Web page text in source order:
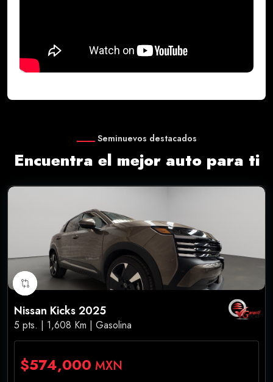
Seminuevos destacados
Encuentra el mejor auto para ti
Nissan Kicks 2025
5 pts. | 1,608 Km | Gasolina
$574,000 MXN